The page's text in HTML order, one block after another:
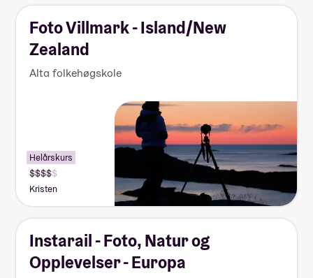
Foto Villmark - Island/New
Zealand
Alta folkehøgskole
Helårskurs
Kristen
Instarail - Foto, Natur og
Opplevelser - Europa